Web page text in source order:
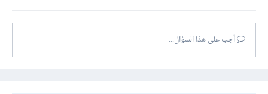
أجب على هذا السؤال...